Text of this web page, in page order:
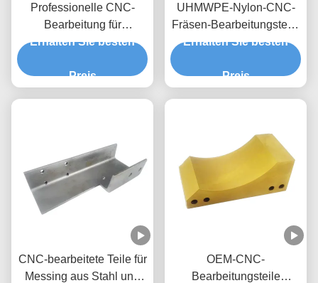
Professionelle CNC-
Bearbeitung für
hochpräzise Nylon-POM-
Erhalten Sie besten
Preis
UHMWPE-Nylon-CNC-
Fräsen-Bearbeitungsteile
mit individueller
Erhalten Sie besten
Preis
CNC-bearbeitete Teile für
Messing aus Stahl und
OEM-CNC-
Bearbeitungsteile